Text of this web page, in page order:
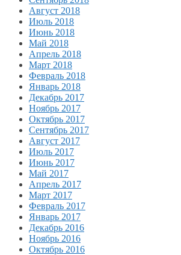
Август 2018
Июль 2018
Июнь 2018
Май 2018
Апрель 2018
Март 2018
Февраль 2018
Январь 2018
Декабрь 2017
Ноябрь 2017
Октябрь 2017
Сентябрь 2017
Август 2017
Июль 2017
Июнь 2017
Май 2017
Апрель 2017
Март 2017
Февраль 2017
Январь 2017
Декабрь 2016
Ноябрь 2016
Октябрь 2016